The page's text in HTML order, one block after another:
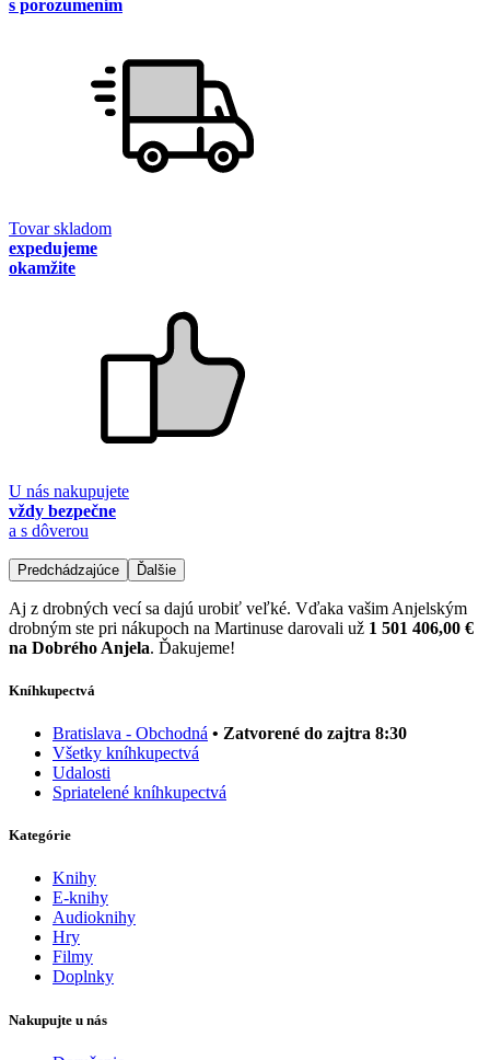
s porozumením
Tovar skladom
expedujeme
okamžite
U nás nakupujete
vždy bezpečne
a s dôverou
Predchádzajúce Ďalšie
Aj z drobných vecí sa dajú urobiť veľké. Vďaka vašim Anjelským
drobným ste pri nákupoch na Martinuse darovali už 1 501 406,00 €
na Dobrého Anjela. Ďakujeme!
Kníhkupectvá
Bratislava - Obchodná • Zatvorené do zajtra 8:30
Všetky kníhkupectvá
Udalosti
Spriatelené kníhkupectvá
Kategórie
Knihy
E-knihy
Audioknihy
Hry
Filmy
Doplnky
Nakupujte u nás